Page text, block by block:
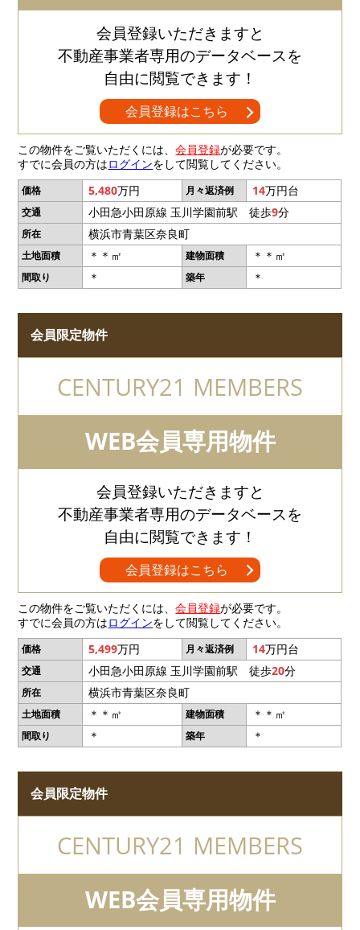
会員登録いただきますと
不動産事業者専用のデータベースを
自由に閲覧できます！
会員登録はこちら
この物件をご覧いただくには、会員登録が必要です。
すでに会員の方はログインをして閲覧してください。
価格 5,480万円 月々返済例 14万円台
交通 小田急小田原線 玉川学園前駅 徒歩9分
所在 横浜市青葉区奈良町
土地面積 ＊＊㎡ 建物面積 ＊＊㎡
間取り ＊ 築年 ＊
会員限定物件
CENTURY21 MEMBERS
WEB会員専用物件
会員登録いただきますと
不動産事業者専用のデータベースを
自由に閲覧できます！
会員登録はこちら
この物件をご覧いただくには、会員登録が必要です。
すでに会員の方はログインをして閲覧してください。
価格 5,499万円 月々返済例 14万円台
交通 小田急小田原線 玉川学園前駅 徒歩20分
所在 横浜市青葉区奈良町
土地面積 ＊＊㎡ 建物面積 ＊＊㎡
間取り ＊ 築年 ＊
会員限定物件
CENTURY21 MEMBERS
WEB会員専用物件